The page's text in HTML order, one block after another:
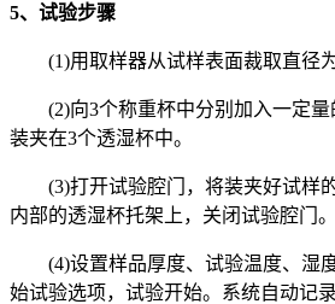
5、试验步骤
(1)用取样器从试样表面裁取直径为
(2)向3个称重杯中分别加入一定量
装夹在3个透湿杯中。
(3)打开试验腔门，将装夹好试样
内部的透湿杯托架上，关闭试验腔门。
(4)设置样品厚度、试验温度、湿
始试验选项，试验开始。系统自动记